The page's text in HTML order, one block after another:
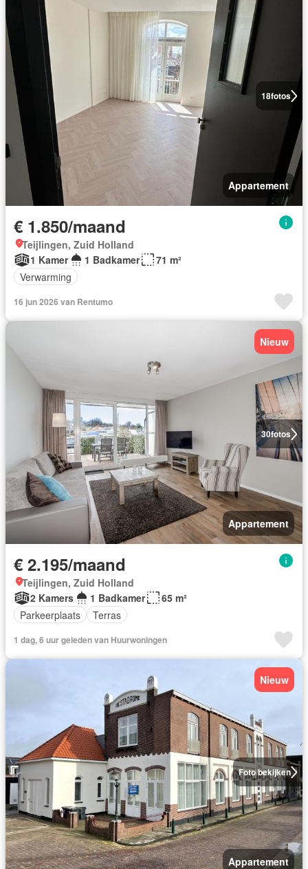
18fotos
Appartement
€ 1.850/maand
Teijlingen, Zuid Holland
1 Kamer
1 Badkamer
71 m²
Verwarming
16 jun 2026 van Rentumo
30fotos
Nieuw
Appartement
€ 2.195/maand
Teijlingen, Zuid Holland
2 Kamers
1 Badkamer
65 m²
Parkeerplaats
Terras
1 dag, 6 uur geleden van Huurwoningen
Foto bekijken
Nieuw
Appartement